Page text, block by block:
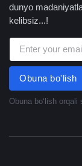
dunyo
kelibsiz...!
Obuna bo'lish
Obuna boʻlish orqali